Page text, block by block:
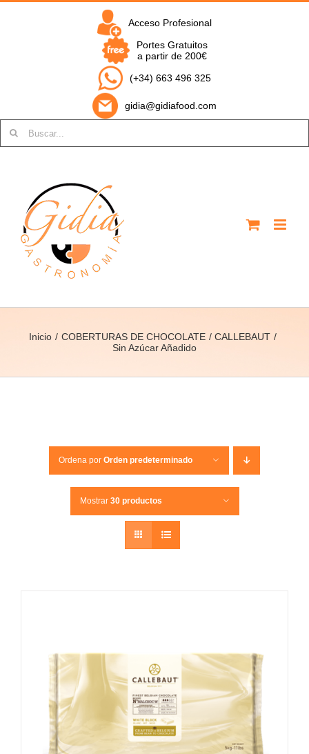
Saltar
Acceso Profesional
Portes Gratuitos
a partir de 200€
(+34) 663 496 325
gidia@gidiafood.com
Inicio COBERTURAS DE CHOCOLATE
CALLEBAUT
Sin Azúcar Añadido
Ordena por Orden predeterminado
Mostrar 30 productos